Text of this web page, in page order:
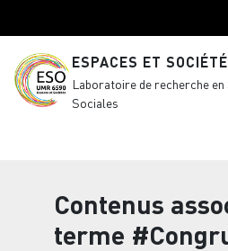
ESPACES ET
Laboratoire de recherche
Sociales
Contenus
terme